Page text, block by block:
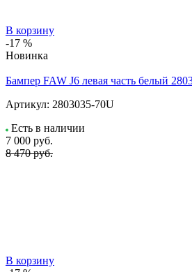
В корзину
-17 %
Новинка
Бампер FAW J6 левая часть белый
Артикул: 2803035-70U
Есть в наличии
7 000 руб.
8 470 руб.
В корзину